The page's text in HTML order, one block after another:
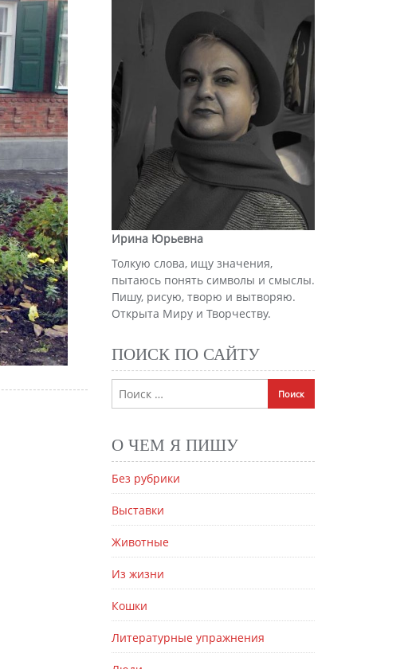
Ирина Юрьевна
Толкую слова, ищу значения,
пытаюсь понять символы и смыслы.
Пишу, рисую, творю и вытворяю.
Открыта Миру и Творчеству.
ПОИСК ПО САЙТУ
О ЧЕМ Я ПИШУ
Без рубрики
Выставки
Животные
Из жизни
Кошки
Литературные упражнения